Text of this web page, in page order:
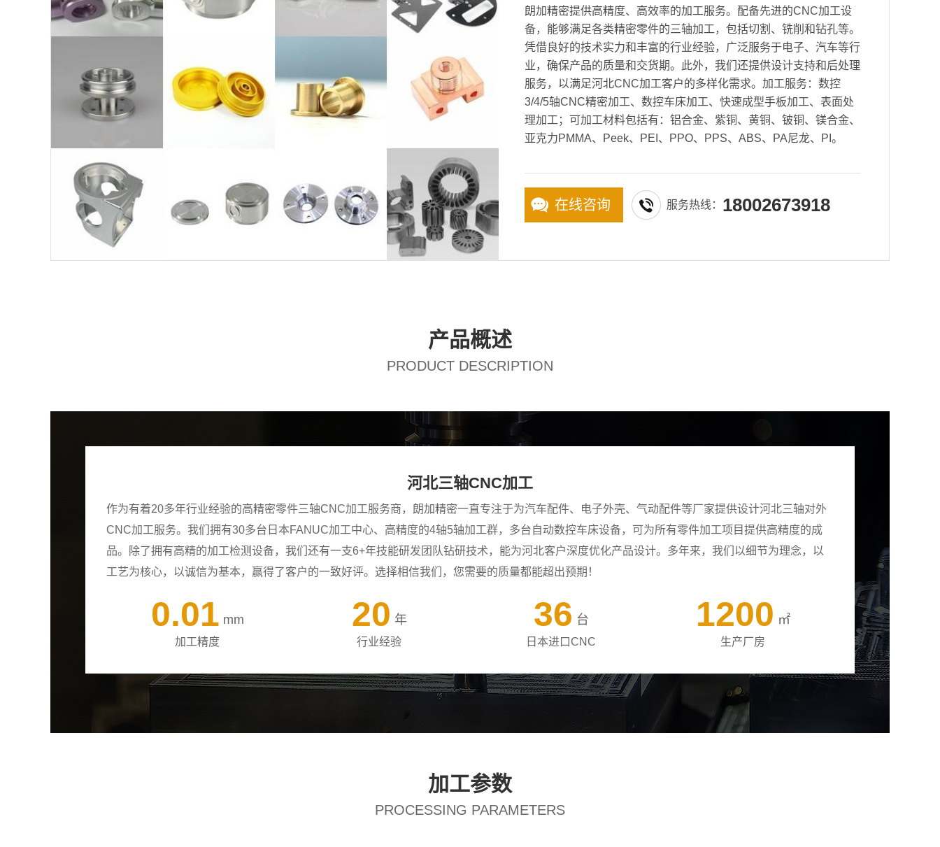
朗加精密提供高精度、高效率的加工服务。配备先进的CNC加工设
备，能够满足各类精密零件的三轴加工，包括切割、铣削和钻孔等。
凭借良好的技术实力和丰富的行业经验，广泛服务于电子、汽车等行
业，确保产品的质量和交货期。此外，我们还提供设计支持和后处理
服务，以满足河北CNC加工客户的多样化需求。加工服务：数控
3/4/5轴CNC精密加工、数控车床加工、快速成型手板加工、表面处
理加工；可加工材料包括有：铝合金、紫铜、黄铜、铍铜、镁合金、
亚克力PMMA、Peek、PEI、PPO、PPS、ABS、PA尼龙、PI。
在线咨询 服务热线： 18002673918
产品概述
PRODUCT DESCRIPTION
河北三轴CNC加工
作为有着20多年行业经验的高精密零件三轴CNC加工服务商，朗加精密一直专注于为汽车配件、电子外壳、气动配件等厂家提供设计河北三轴对外
CNC加工服务。我们拥有30多台日本FANUC加工中心、高精度的4轴5轴加工群，多台自动数控车床设备，可为所有零件加工项目提供高精度的成
品。除了拥有高精的加工检测设备，我们还有一支6+年技能研发团队钻研技术，能为河北客户深度优化产品设计。多年来，我们以细节为理念，以
工艺为核心，以诚信为基本，赢得了客户的一致好评。选择相信我们，您需要的质量都能超出预期！
0.01 mm
加工精度
20 年
行业经验
36 台
日本进口CNC
1200 ㎡
生产厂房
加工参数
PROCESSING PARAMETERS